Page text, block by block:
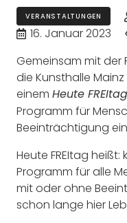
VERANSTALTUNGEN
16. Januar 2023
Gemeinsam mit der
die Kunsthalle
einem Heute FREItag
Programm für
Beeinträchtigung
Heute FREItag
Programm für alle
mit oder ohne
schon lange hier